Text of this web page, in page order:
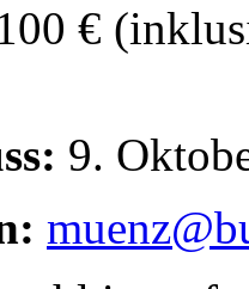
€
9.